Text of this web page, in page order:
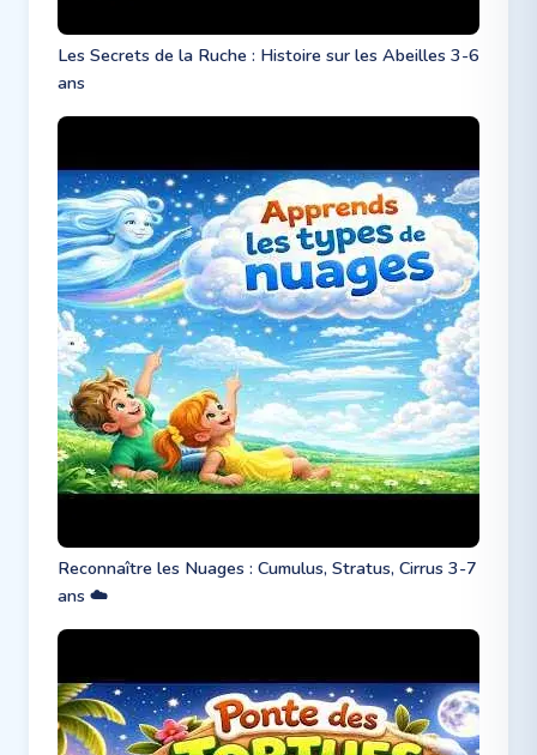
Les Secrets de la Ruche : Histoire sur les Abeilles 3-6
ans
Reconnaître les Nuages : Cumulus, Stratus, Cirrus 3-7
ans ☁️